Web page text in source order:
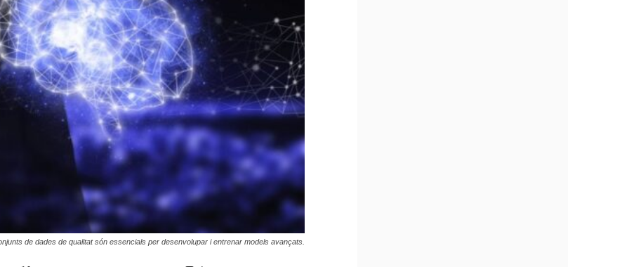
de dades de qualitat són essencials per desenvolupar i entrenar models avançats.